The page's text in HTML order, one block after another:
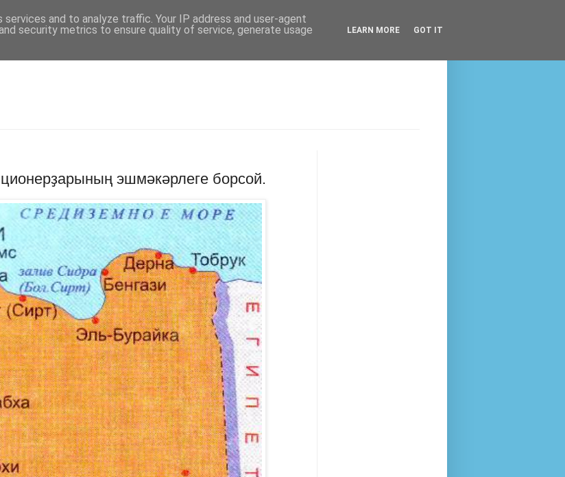
эшмәкәрлеге борсой.
and to analyze traffic. Your IP address and user-agent
security metrics to ensure quality of service, generate usage
LEARN MORE GOT IT